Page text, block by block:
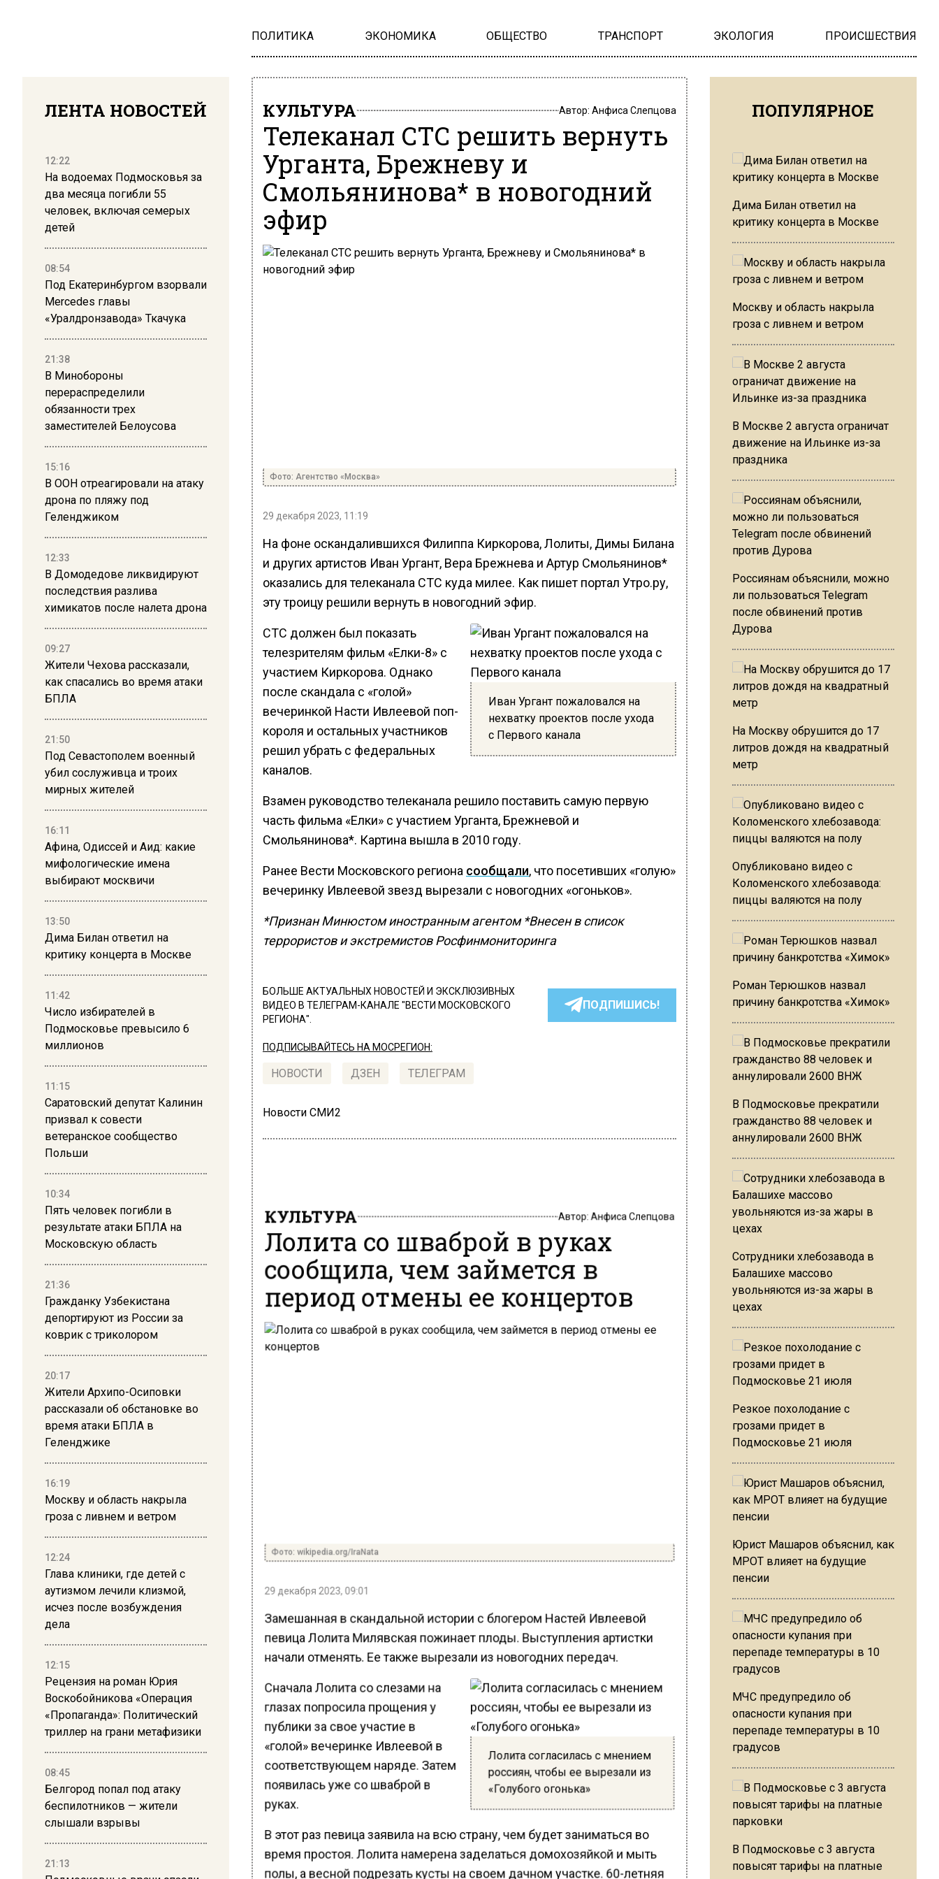
ПОЛИТИКА ЭКОНОМИКА ОБЩЕСТВО ТРАНСПОРТ ЭКОЛОГИЯ ПРОИСШЕСТВИЯ
ЛЕНТА НОВОСТЕЙ
12:22
На водоемах Подмосковья за
два месяца погибли 55
человек, включая семерых
детей
08:54
Под Екатеринбургом взорвали
Mercedes главы
«Уралдронзавода» Ткачука
21:38
В Минобороны
перераспределили
обязанности трех
заместителей Белоусова
15:16
В ООН отреагировали на атаку
дрона по пляжу под
Геленджиком
12:33
В Домодедове ликвидируют
последствия разлива
химикатов после налета дрона
09:27
Жители Чехова рассказали,
как спасались во время атаки
БПЛА
21:50
Под Севастополем военный
убил сослуживца и троих
мирных жителей
16:11
Афина, Одиссей и Аид: какие
мифологические имена
выбирают москвичи
13:50
Дима Билан ответил на
критику концерта в Москве
11:42
Число избирателей в
Подмосковье превысило 6
миллионов
11:15
Саратовский депутат Калинин
призвал к совести
ветеранское сообщество
Польши
10:34
Пять человек погибли в
результате атаки БПЛА на
Московскую область
21:36
Гражданку Узбекистана
депортируют из России за
коврик с триколором
20:17
Жители Архипо-Осиповки
рассказали об обстановке во
время атаки БПЛА в
Геленджике
16:19
Москву и область накрыла
гроза с ливнем и ветром
12:24
Глава клиники, где детей с
аутизмом лечили клизмой,
исчез после возбуждения
дела
12:15
Рецензия на роман Юрия
Воскобойникова «Операция
«Пропаганда»: Политический
триллер на грани метафизики
08:45
Белгород попал под атаку
беспилотников — жители
слышали взрывы
21:13
КУЛЬТУРА Автор: Анфиса Слепцова
Телеканал СТС решить вернуть
Урганта, Брежневу и
Смольянинова* в новогодний
эфир
Фото: Агентство «Москва»
29 декабря 2023, 11:19
На фоне оскандалившихся Филиппа Киркорова, Лолиты, Димы Билана
и других артистов Иван Ургант, Вера Брежнева и Артур Смольянинов*
оказались для телеканала СТС куда милее. Как пишет портал Утро.ру,
эту троицу решили вернуть в новогодний эфир.
Иван Ургант пожаловался на
нехватку проектов после ухода
с Первого канала
СТС должен был показать
телезрителям фильм «Елки-8» с
участием Киркорова. Однако
после скандала с «голой»
вечеринкой Насти Ивлеевой поп-
короля и остальных участников
решил убрать с федеральных
каналов.
Взамен руководство телеканала решило поставить самую первую
часть фильма «Елки» с участием Урганта, Брежневой и
Смольянинова*. Картина вышла в 2010 году.
Ранее Вести Московского региона сообщали, что посетивших «голую»
вечеринку Ивлеевой звезд вырезали с новогодних «огоньков».
*Признан Минюстом иностранным агентом *Внесен в список
террористов и экстремистов Росфинмониторинга
БОЛЬШЕ АКТУАЛЬНЫХ НОВОСТЕЙ И ЭКСКЛЮЗИВНЫХ
ВИДЕО В ТЕЛЕГРАМ-КАНАЛЕ "ВЕСТИ МОСКОВСКОГО
РЕГИОНА".
ПОДПИШИСЬ!
ПОДПИСЫВАЙТЕСЬ НА МОСРЕГИОН:
НОВОСТИ ДЗЕН ТЕЛЕГРАМ
Новости СМИ2
КУЛЬТУРА Автор: Анфиса Слепцова
Лолита со шваброй в руках
сообщила, чем займется в
период отмены ее концертов
Фото: wikipedia.org/IraNata
29 декабря 2023, 09:01
Замешанная в скандальной истории с блогером Настей Ивлеевой
певица Лолита Милявская пожинает плоды. Выступления артистки
начали отменять. Ее также вырезали из новогодних передач.
Лолита согласилась с мнением
россиян, чтобы ее вырезали из
«Голубого огонька»
Сначала Лолита со слезами на
глазах попросила прощения у
публики за свое участие в
«голой» вечеринке Ивлеевой в
соответствующем наряде. Затем
появилась уже со шваброй в
руках.
В этот раз певица заявила на всю страну, чем будет заниматься во
время простоя. Лолита намерена заделаться домохозяйкой и мыть
полы, а весной подрезать кусты на своем дачном участке. 60-летняя
ПОПУЛЯРНОЕ
Дима Билан ответил на
критику концерта в Москве
Москву и область накрыла
гроза с ливнем и ветром
В Москве 2 августа ограничат
движение на Ильинке из-за
праздника
Россиянам объяснили, можно
ли пользоваться Telegram
после обвинений против
Дурова
На Москву обрушится до 17
литров дождя на квадратный
метр
Опубликовано видео с
Коломенского хлебозавода:
пиццы валяются на полу
Роман Терюшков назвал
причину банкротства «Химок»
В Подмосковье прекратили
гражданство 88 человек и
аннулировали 2600 ВНЖ
Сотрудники хлебозавода в
Балашихе массово
увольняются из-за жары в
цехах
Резкое похолодание с
грозами придет в
Подмосковье 21 июля
Юрист Машаров объяснил, как
МРОТ влияет на будущие
пенсии
МЧС предупредило об
опасности купания при
перепаде температуры в 10
градусов
В Подмосковье с 3 августа
повысят тарифы на платные